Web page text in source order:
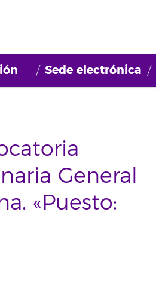
Sede electrónica
General
«Puesto: